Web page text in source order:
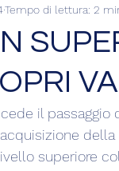
Tempo di lettura: 2
il passaggio
superiore